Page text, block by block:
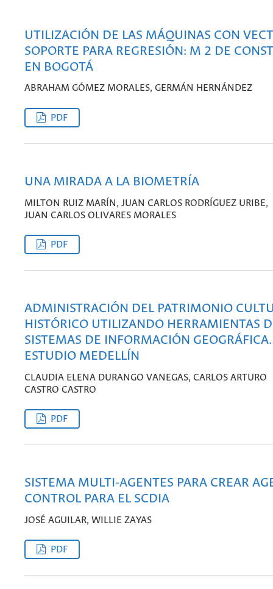
UTILIZACIÓN DE LAS MÁQUINAS CON
SOPORTE PARA REGRESIÓN: M 2 DE
EN BOGOTÁ
ABRAHAM GÓMEZ MORALES, GERMÁN HERNÁNDEZ
PDF
UNA MIRADA A LA BIOMETRÍA
MILTON RUIZ MARÍN, JUAN CARLOS RODRÍGUEZ URIBE,
JUAN CARLOS OLIVARES MORALES
PDF
ADMINISTRACIÓN DEL PATRIMONIO
HISTÓRICO UTILIZANDO HERRAMIENTAS
SISTEMAS DE INFORMACIÓN
ESTUDIO MEDELLÍN
CLAUDIA ELENA DURANGO VANEGAS, CARLOS ARTURO
CASTRO CASTRO
PDF
SISTEMA MULTI-AGENTES PARA CREAR
CONTROL PARA EL SCDIA
JOSÉ AGUILAR, WILLIE ZAYAS
PDF